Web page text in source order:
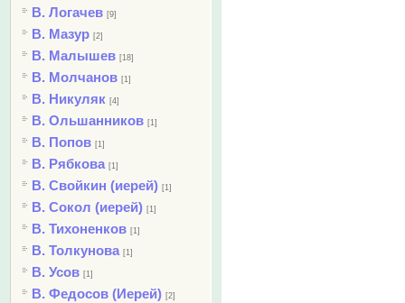
В. Логачев [9]
В. Мазур [2]
В. Малышев [18]
В. Молчанов [1]
В. Никуляк [4]
В. Ольшанников [1]
В. Попов [1]
В. Рябкова [1]
В. Свойкин (иерей) [1]
В. Сокол (иерей) [1]
В. Тихоненков [1]
В. Толкунова [1]
В. Усов [1]
В. Федосов (Иерей) [2]